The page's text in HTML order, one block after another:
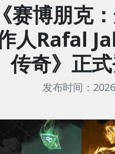
赛博朋克
人Rafal
传奇》正
发布时间：